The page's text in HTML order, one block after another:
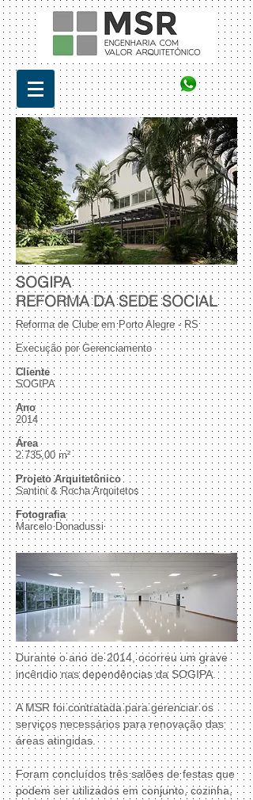
SOGIPA
REFORMA DA SEDE SOCIAL
Reforma de Clube em Porto Alegre - RS
Execução por Gerenciamento
Cliente
SOGIPA
Ano
2014
Área
2.735,00 m²
Projeto Arquitetônico
Santini & Rocha Arquitetos
Fotografia
Marcelo Donadussi
Durante o ano de 2014, ocorreu um grave
incêndio nas dependências da SOGIPA.
A MSR foi contratada para gerenciar os
serviços necessários para renovação das
áreas atingidas.
Foram concluídos três salões de festas que
podem ser utilizados em conjunto, cozinha,